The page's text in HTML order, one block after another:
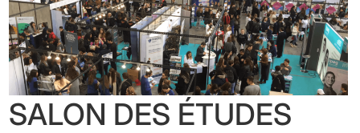
SALON DES ÉTUDES